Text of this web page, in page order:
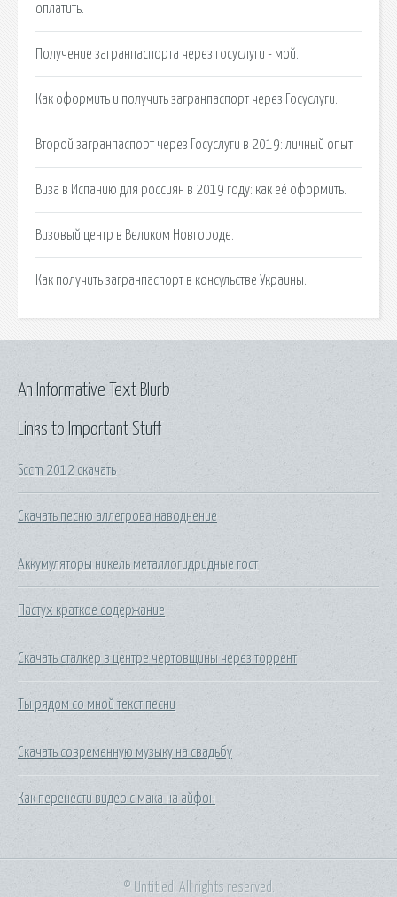
оплатить.
Получение загранпаспорта через госуслуги - мой.
Как оформить и получить загранпаспорт через Госуслуги.
Второй загранпаспорт через Госуслуги в 2019: личный опыт.
Виза в Испанию для россиян в 2019 году: как её оформить.
Визовый центр в Великом Новгороде.
Как получить загранпаспорт в консульстве Украины.
Links to Important Stuff
Sccm 2012 скачать
Скачать песню аллегрова наводнение
Аккумуляторы никель металлогидридные гост
Пастух краткое содержание
Скачать сталкер в центре чертовщины через торрент
Ты рядом со мной текст песни
Скачать современную музыку на свадьбу
Как перенести видео с мака на айфон
An Informative Text Blurb
© Untitled. All rights reserved.